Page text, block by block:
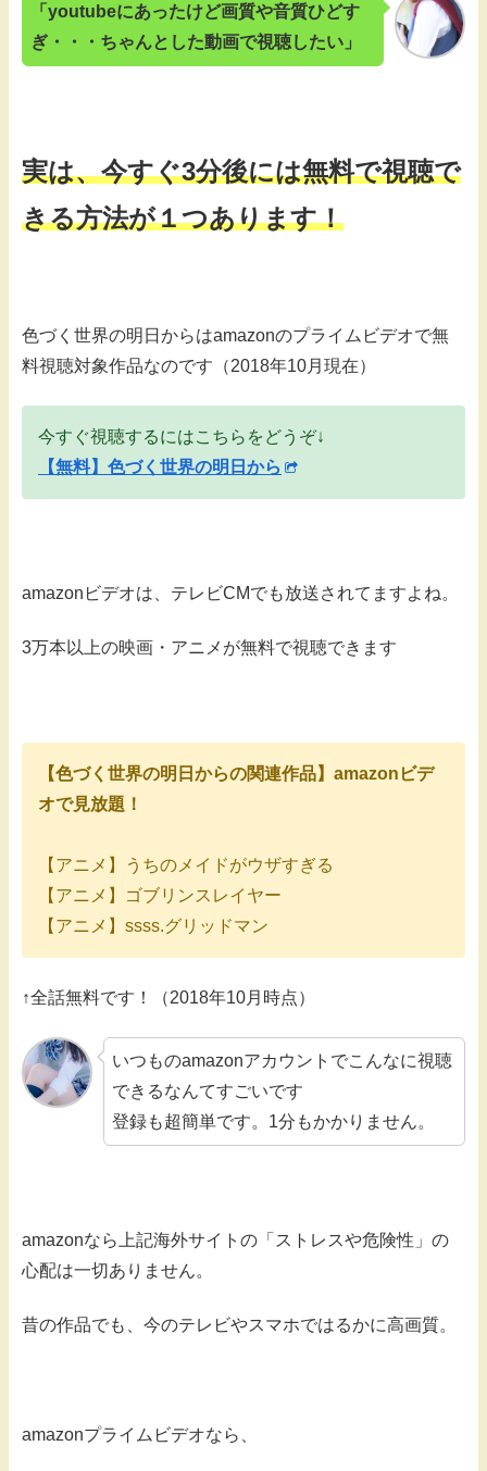
「youtubeにあったけど画質や音質ひどす
ぎ・・・ちゃんとした動画で視聴したい」
実は、今すぐ3分後には無料で視聴で
きる方法が１つあります！
色づく世界の明日からはamazonのプライムビデオで無
料視聴対象作品なのです（2018年10月現在）
今すぐ視聴するにはこちらをどうぞ↓
【無料】色づく世界の明日から
amazonビデオは、テレビCMでも放送されてますよね。
3万本以上の映画・アニメが無料で視聴できます
【色づく世界の明日からの関連作品】amazonビデ
オで見放題！
【アニメ】うちのメイドがウザすぎる
【アニメ】ゴブリンスレイヤー
【アニメ】ssss.グリッドマン
↑全話無料です！（2018年10月時点）
いつものamazonアカウントでこんなに視聴
できるなんてすごいです
登録も超簡単です。1分もかかりません。
amazonなら上記海外サイトの「ストレスや危険性」の
心配は一切ありません。
昔の作品でも、今のテレビやスマホではるかに高画質。
amazonプライムビデオなら、